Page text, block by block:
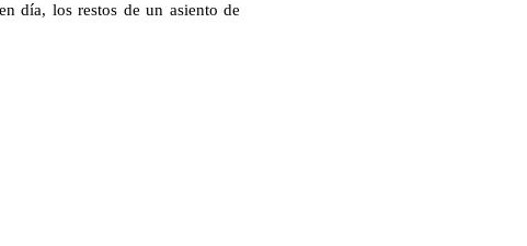
día, los restos de un asiento de